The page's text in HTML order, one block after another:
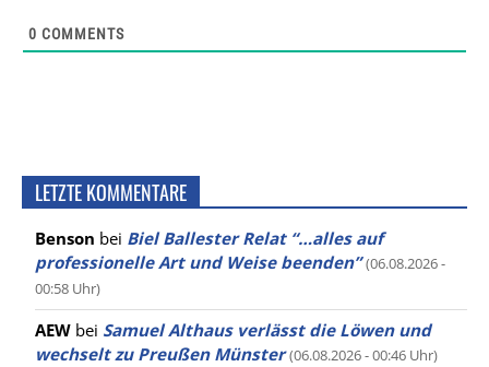
0 COMMENTS
LETZTE KOMMENTARE
Benson bei Biel Ballester Relat “…alles auf
professionelle Art und Weise beenden” (06.08.2026 -
00:58 Uhr)
AEW bei Samuel Althaus verlässt die Löwen und
wechselt zu Preußen Münster (06.08.2026 - 00:46 Uhr)